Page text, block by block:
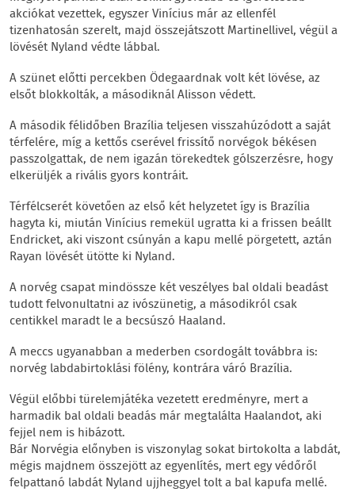
akciókat vezettek, egyszer Vinícius már az ellenfél
tizenhatosán szerelt, majd összejátszott Martinellivel, végül a
lövését Nyland védte lábbal.
A szünet előtti percekben Ödegaardnak volt két lövése, az
elsőt blokkolták, a másodiknál Alisson védett.
A második félidőben Brazília teljesen visszahúzódott a saját
térfelére, míg a kettős cserével frissítő norvégok békésen
passzolgattak, de nem igazán törekedtek gólszerzésre, hogy
elkerüljék a rivális gyors kontráit.
Térfélcserét követően az első két helyzetet így is Brazília
hagyta ki, miután Vinícius remekül ugratta ki a frissen beállt
Endricket, aki viszont csúnyán a kapu mellé pörgetett, aztán
Rayan lövését ütötte ki Nyland.
A norvég csapat mindössze két veszélyes bal oldali beadást
tudott felvonultatni az ivószünetig, a másodikról csak
centikkel maradt le a becsúszó Haaland.
A meccs ugyanabban a mederben csordogált továbbra is:
norvég labdabirtoklási fölény, kontrára váró Brazília.
Végül előbbi türelemjátéka vezetett eredményre, mert a
harmadik bal oldali beadás már megtalálta Haalandot, aki
fejjel nem is hibázott.
Bár Norvégia előnyben is viszonylag sokat birtokolta a labdát,
mégis majdnem összejött az egyenlítés, mert egy védőről
felpattanó labdát Nyland ujjheggyel tolt a bal kapufa mellé.